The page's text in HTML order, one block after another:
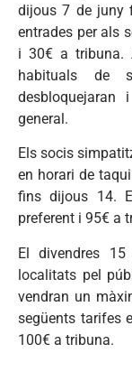
dijous 7 de juny
entrades per als
i 30€ a tribuna.
habituals de
general.
Els socis
en horari de
fins dijous 14.
preferent i 95€ a
El divendres
localitats pel
vendran un
següents tarifes
100€ a tribuna.